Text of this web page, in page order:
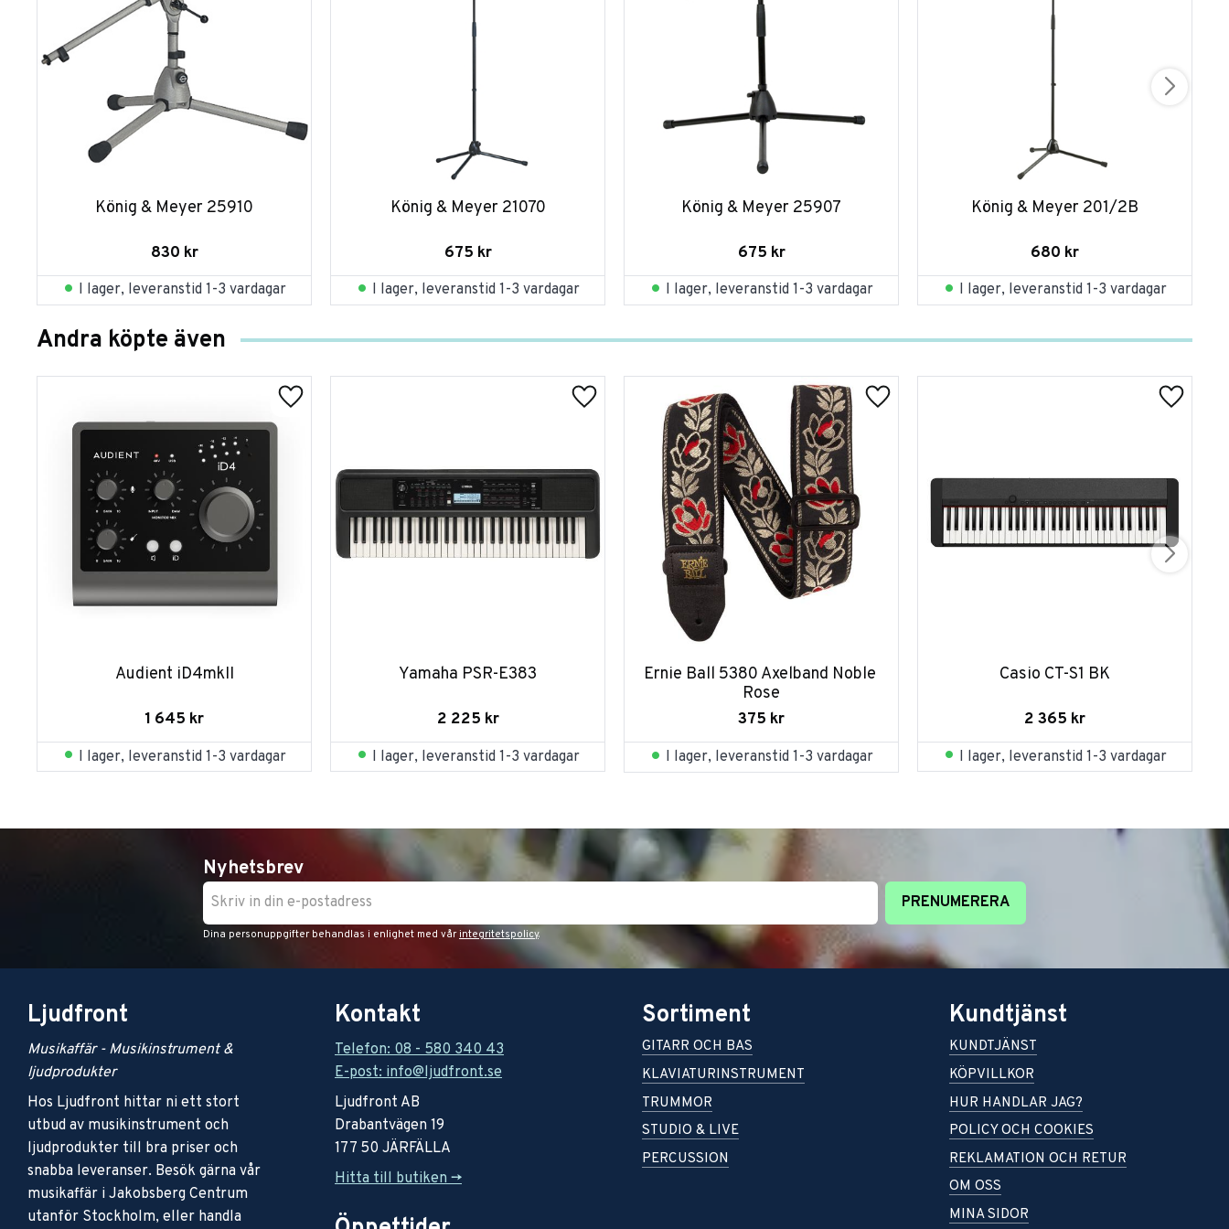
König & Meyer 25910
830 kr
I lager, leveranstid 1-3 vardagar
König & Meyer 21070
675 kr
I lager, leveranstid 1-3 vardagar
König & Meyer 25907
675 kr
I lager, leveranstid 1-3 vardagar
König & Meyer 201/2B
680 kr
I lager, leveranstid 1-3 vardagar
Andra köpte även
Audient iD4mkII
1 645 kr
I lager, leveranstid 1-3 vardagar
Yamaha PSR-E383
2 225 kr
I lager, leveranstid 1-3 vardagar
Ernie Ball 5380 Axelband Noble
Rose
375 kr
I lager, leveranstid 1-3 vardagar
Casio CT-S1 BK
2 365 kr
I lager, leveranstid 1-3 vardagar
Nyhetsbrev
PRENUMERERA
Dina personuppgifter behandlas i enlighet med vår integritetspolicy.
Ljudfront
Musikaffär - Musikinstrument &
ljudprodukter
Hos Ljudfront hittar ni ett stort
utbud av musikinstrument och
ljudprodukter till bra priser och
snabba leveranser. Besök gärna vår
musikaffär i Jakobsberg Centrum
utanför Stockholm, eller handla
Kontakt
Telefon: 08 - 580 340 43
E-post: info@ljudfront.se
Ljudfront AB
Drabantvägen 19
177 50 JÄRFÄLLA
Hitta till butiken ->
Sortiment
GITARR OCH BAS
KLAVIATURINSTRUMENT
TRUMMOR
STUDIO & LIVE
PERCUSSION
Kundtjänst
KUNDTJÄNST
KÖPVILLKOR
HUR HANDLAR JAG?
POLICY OCH COOKIES
REKLAMATION OCH RETUR
OM OSS
MINA SIDOR